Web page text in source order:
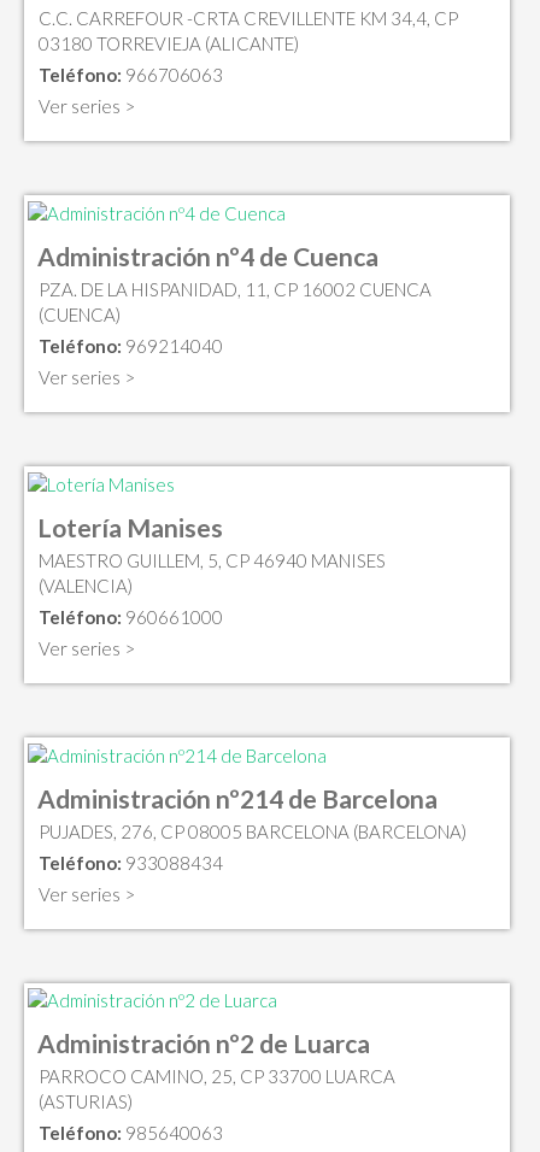
C.C. CARREFOUR -CRTA CREVILLENTE KM 34,4, CP
03180 TORREVIEJA (ALICANTE)
Teléfono: 966706063
Ver series >
Administración nº4 de Cuenca
PZA. DE LA HISPANIDAD, 11, CP 16002 CUENCA
(CUENCA)
Teléfono: 969214040
Ver series >
Lotería Manises
MAESTRO GUILLEM, 5, CP 46940 MANISES
(VALENCIA)
Teléfono: 960661000
Ver series >
Administración nº214 de Barcelona
PUJADES, 276, CP 08005 BARCELONA (BARCELONA)
Teléfono: 933088434
Ver series >
Administración nº2 de Luarca
PARROCO CAMINO, 25, CP 33700 LUARCA
(ASTURIAS)
Teléfono: 985640063